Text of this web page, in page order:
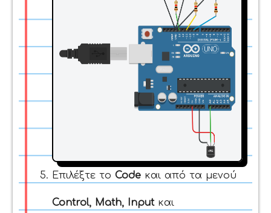
Επιλέξτε το Code και από τα μενού
Control, Math, Inputκαι